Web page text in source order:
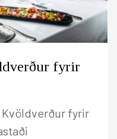
fyrir
fyrir